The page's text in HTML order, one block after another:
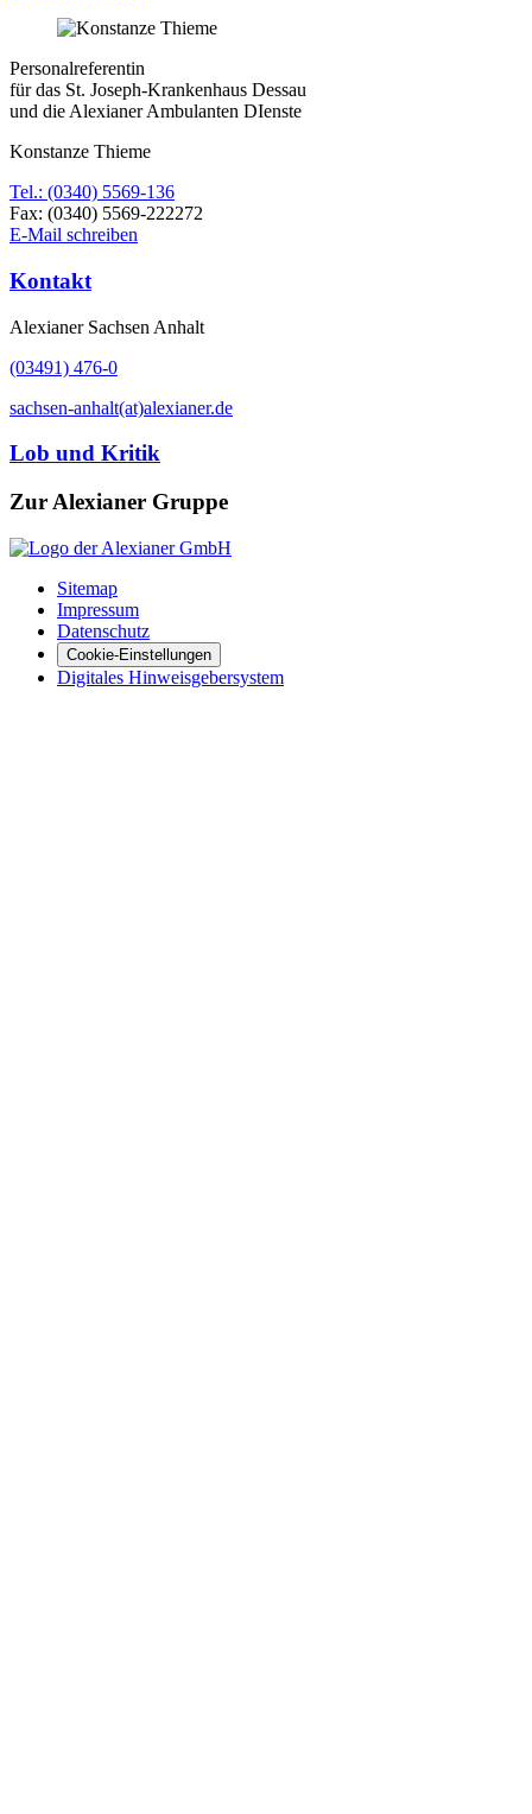
Personalreferentin
für das St. Joseph-Krankenhaus Dessau
und die Alexianer Ambulanten DIenste
Konstanze Thieme
Tel.: (0340) 5569-136
Fax: (0340) 5569-222272
E-Mail schreiben
Kontakt
Alexianer Sachsen Anhalt
(03491) 476-0
sachsen-anhalt(at)alexianer.de
Lob und Kritik
Zur Alexianer Gruppe
Sitemap
Impressum
Datenschutz
Cookie-Einstellungen
Digitales Hinweisgebersystem